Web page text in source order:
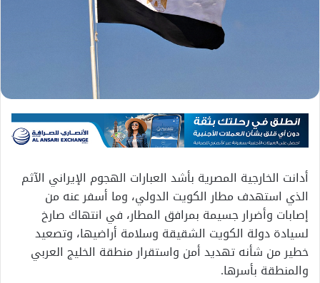
أدانت الخارجية المصرية بأشد العبارات الهجوم الإيراني الآثم
الذي استهدف مطار الكويت الدولي، وما أسفر عنه من
إصابات وأضرار جسيمة بمرافق المطار، في انتهاك صارخ
لسيادة دولة الكويت الشقيقة وسلامة أراضيها، وتصعيد
خطير من شأنه تهديد أمن واستقرار منطقة الخليج العربي
والمنطقة بأسرها.